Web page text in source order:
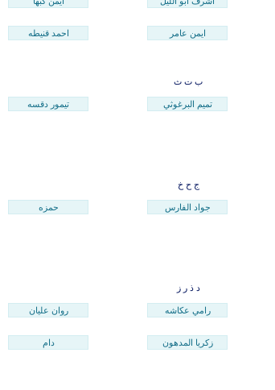
ايمن عامر احمد قنيطه
ب ت ث
تميم البرغوثي تيمور دقسه
ج ح خ
جواد الفارس حمزه
د ذ ر ز
رامي عكاشه روان عليان
زكريا المدهون دام